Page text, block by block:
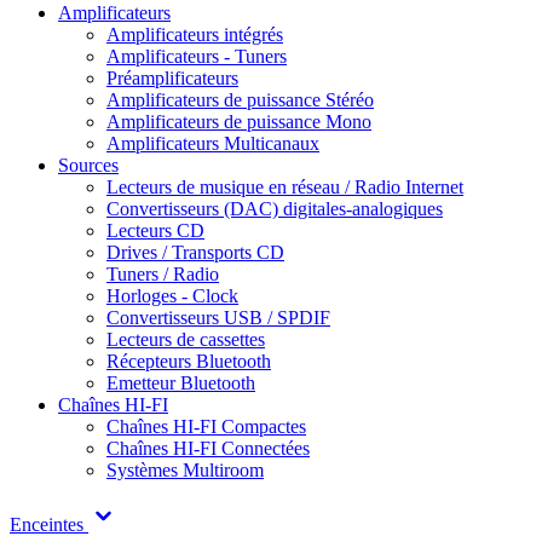
Amplificateurs
Amplificateurs intégrés
Amplificateurs - Tuners
Préamplificateurs
Amplificateurs de puissance Stéréo
Amplificateurs de puissance Mono
Amplificateurs Multicanaux
Sources
Lecteurs de musique en réseau / Radio Internet
Convertisseurs (DAC) digitales-analogiques
Lecteurs CD
Drives / Transports CD
Tuners / Radio
Horloges - Clock
Convertisseurs USB / SPDIF
Lecteurs de cassettes
Récepteurs Bluetooth
Emetteur Bluetooth
Chaînes HI-FI
Chaînes HI-FI Compactes
Chaînes HI-FI Connectées
Systèmes Multiroom
Enceintes